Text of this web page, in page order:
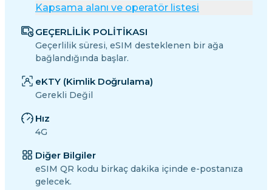
Kapsama alanı ve operatör listesi
GEÇERLİLİK POLİTİKASI
Geçerlilik süresi, eSIM desteklenen bir ağa
bağlandığında başlar.
eKTY (Kimlik Doğrulama)
Gerekli Değil
Hız
4G
Diğer Bilgiler
eSIM QR kodu birkaç dakika içinde e-postanıza
gelecek.